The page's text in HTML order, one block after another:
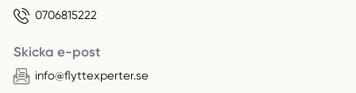
0706815222
Skicka e-post
info@flyttexperter.se